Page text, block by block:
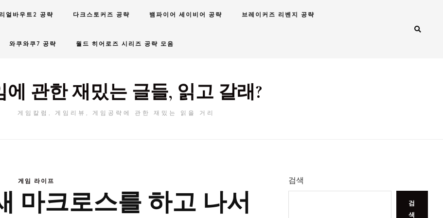
리얼바우트2 공략 다크스토커즈 공략 뱀파이어 세이비어 공략 브레이커즈 리벤지 공략
와쿠와쿠7 공략 월드 히어로즈 시리즈 공략 모음
에 관한 재밌는 글들, 읽고 갈래?
게임칼럼, 게임리뷰, 게임공략에 관한 재밌는 읽을 거리
게임 라이프
마크로스를 하고 나서
검색
검
색